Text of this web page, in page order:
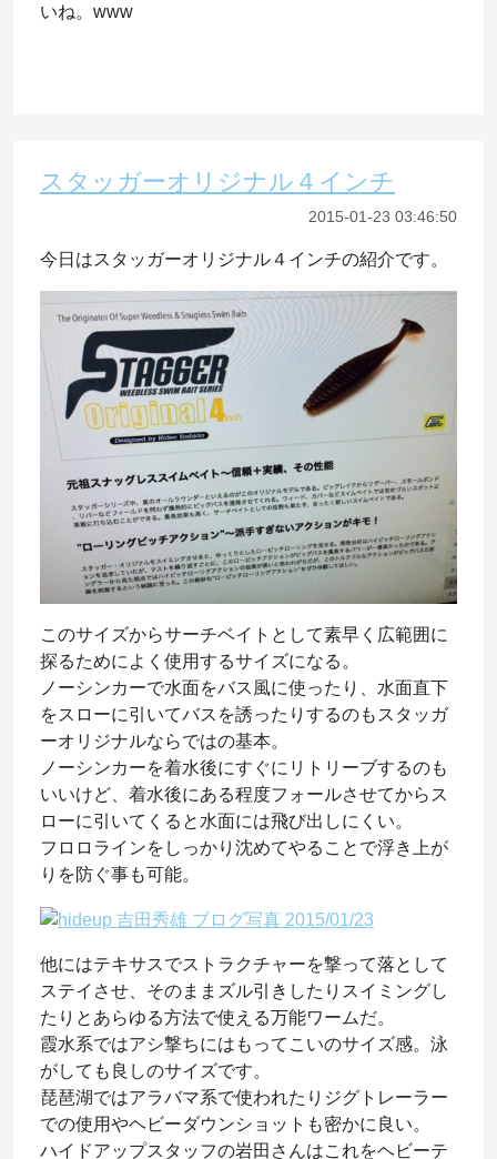
いね。www
スタッガーオリジナル４インチ
2015-01-23 03:46:50
今日はスタッガーオリジナル４インチの紹介です。
このサイズからサーチベイトとして素早く広範囲に
探るためによく使用するサイズになる。
ノーシンカーで水面をバス風に使ったり、水面直下
をスローに引いてバスを誘ったりするのもスタッガ
ーオリジナルならではの基本。
ノーシンカーを着水後にすぐにリトリーブするのも
いいけど、着水後にある程度フォールさせてからス
ローに引いてくると水面には飛び出しにくい。
フロロラインをしっかり沈めてやることで浮き上が
りを防ぐ事も可能。
他にはテキサスでストラクチャーを撃って落として
ステイさせ、そのままズル引きしたりスイミングし
たりとあらゆる方法で使える万能ワームだ。
霞水系ではアシ撃ちにはもってこいのサイズ感。泳
がしても良しのサイズです。
琵琶湖ではアラバマ系で使われたりジグトレーラー
での使用やヘビーダウンショットも密かに良い。
ハイドアップスタッフの岩田さんはこれをヘビーテ